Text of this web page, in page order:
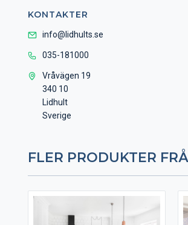
KONTAKTER
info@lidhults.se
035-181000
Vråvägen 19
340 10
Lidhult
Sverige
FLER PRODUKTER